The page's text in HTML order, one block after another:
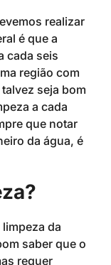
realizar
é que a
cada seis
região com
seja bom
a cada
que notar
da água, é
da
saber que o
requer